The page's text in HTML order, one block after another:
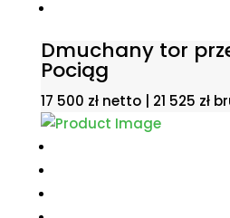
Dmuchany tor
Pociąg
17 500 zł netto | 21 525 zł